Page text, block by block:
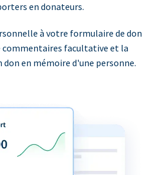
en donateurs.
à votre formulaire de don
commentaires facultative et la
en mémoire d'une personne.